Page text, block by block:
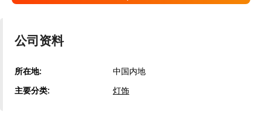
公司资料
所在地: 中国内地
主要分类: 灯饰